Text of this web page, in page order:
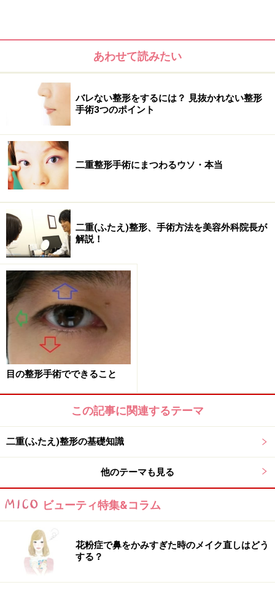
目を大きくする手術
日本人に多い希望が｢目を大きくしたい｣というもので
す。実際に目を見ていきましょう。
図1
図2
図1はガイド自身です。目を大きくするには4方向への拡
大が基本ですのでこれらを組み合わせることで形を決め
ていきます。
緑の矢印は目尻切開で可能です。この方法は目尻を切開
してまぶたの外側で隠れている部分を出します。
あわせて読みたい
バレない整形をするには？ 見抜かれない整形
手術3つのポイント
二重整形手術にまつわるウソ・本当
二重(ふたえ)整形、手術方法を美容外科院長が
解説！
目の整形手術でできること
この記事に関連するテーマ
二重(ふたえ)整形の基礎知識
他のテーマも見る
ビューティ特集&コラム
花粉症で鼻をかみすぎた時のメイク直しはどう
する？